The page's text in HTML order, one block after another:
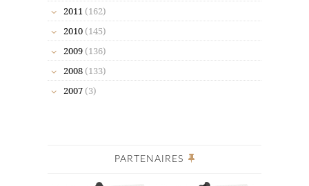
2011 (162)
2010 (145)
2009 (136)
2008 (133)
2007 (3)
PARTENAIRES